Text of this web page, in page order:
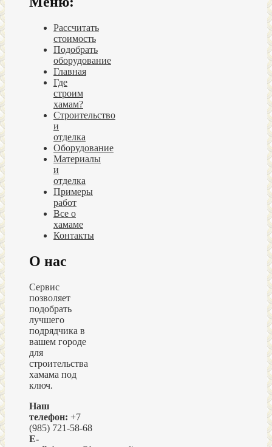
Рассчитать
стоимость
Подобрать
оборудование
Главная
Где
строим
хамам?
Строительство
и
отделка
Оборудование
Материалы
и
отделка
Примеры
работ
Все о
хамаме
Контакты
О нас
Сервис
позволяет
подобрать
лучшего
подрядчика в
вашем городе
для
строительства
хамама под
ключ.
Наш
телефон: +7
(985) 721-58-68
E-